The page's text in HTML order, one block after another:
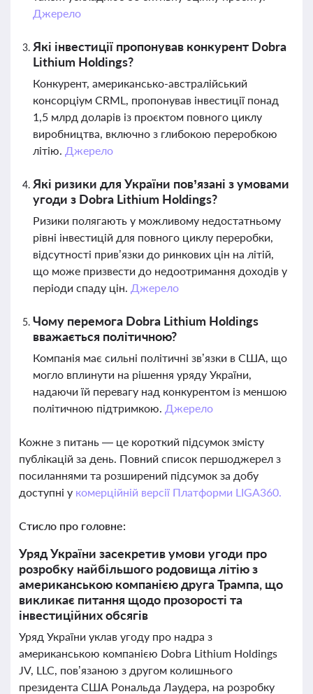
Джерело
Які інвестиції пропонував конкурент Dobra
Lithium Holdings?
Конкурент, американсько-австралійський
консорціум CRML, пропонував інвестиції понад
1,5 млрд доларів із проєктом повного циклу
виробництва, включно з глибокою переробкою
літію. Джерело
Які ризики для України пов’язані з умовами
угоди з Dobra Lithium Holdings?
Ризики полягають у можливому недостатньому
рівні інвестицій для повного циклу переробки,
відсутності прив’язки до ринкових цін на літій,
що може призвести до недоотримання доходів у
періоди спаду цін. Джерело
Чому перемога Dobra Lithium Holdings
вважається політичною?
Компанія має сильні політичні зв’язки в США, що
могло вплинути на рішення уряду України,
надаючи їй перевагу над конкурентом із меншою
політичною підтримкою. Джерело
Кожне з питань — це короткий підсумок змісту
публікацій за день. Повний список першоджерел з
посиланнями та розширений підсумок за добу
доступні у комерційній версії Платформи LIGA360.
Стисло про головне:
Уряд України засекретив умови угоди про
розробку найбільшого родовища літію з
американською компанією друга Трампа, що
викликає питання щодо прозорості та
інвестиційних обсягів
Уряд України уклав угоду про надра з
американською компанією Dobra Lithium Holdings
JV, LLC, пов’язаною з другом колишнього
президента США Рональда Лаудера, на розробку